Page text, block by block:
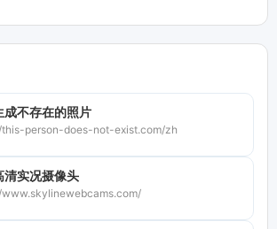
成不存在的照片
this-person-does-not-exist.com/zh
清实况摄像头